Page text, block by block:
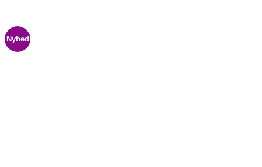
Nyhed